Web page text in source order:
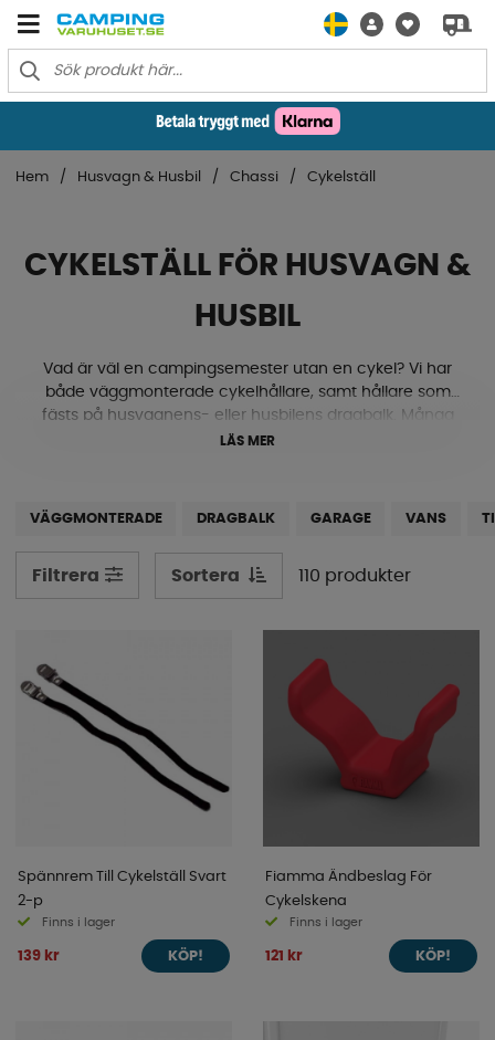
Hem Husvagn & Husbil Chassi Cykelställ
CYKELSTÄLL FÖR HUSVAGN &
HUSBIL
Vad är väl en campingsemester utan en cykel? Vi har
både väggmonterade cykelhållare, samt hållare som
fästs på husvagnens- eller husbilens dragbalk. Många
av våra cykelställ är även justerbara för att passa olika
LÄS MER
VÄGGMONTERADE DRAGBALK GARAGE VANS
Filtrera Sortera 110 produkter
Spännrem Till Cykelställ Svart
2-p
Finns i lager
139 kr KÖP!
Fiamma Ändbeslag För
Cykelskena
Finns i lager
121 kr KÖP!